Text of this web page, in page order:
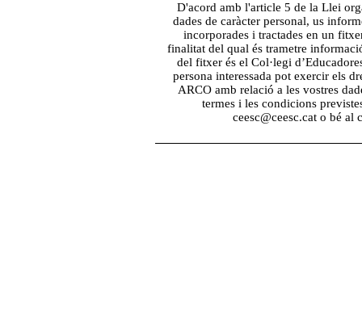
D'acord amb l'article 5 de la Llei
dades de caràcter personal, us
incorporades i tractades en un
finalitat del qual és trametre
del fitxer és el Col·legi
persona interessada pot exercir els
ARCO amb relació a les vostres
termes i les condicions
ceesc@ceesc.cat o bé